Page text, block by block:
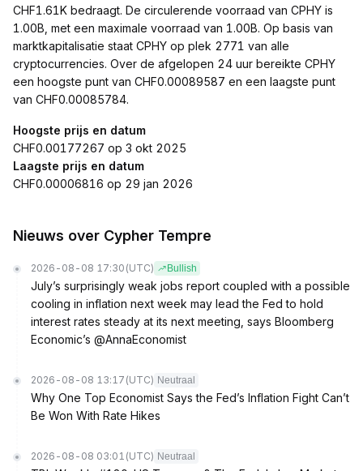
CHF1.61K bedraagt. De circulerende voorraad van CPHY is
1.00B, met een maximale voorraad van 1.00B. Op basis van
marktkapitalisatie staat CPHY op plek 2771 van alle
cryptocurrencies. Over de afgelopen 24 uur bereikte CPHY
een hoogste punt van CHF0.00089587 en een laagste punt
van CHF0.00085784.
Hoogste prijs en datum
CHF0.00177267 op 3 okt 2025
Laagste prijs en datum
CHF0.00006816 op 29 jan 2026
Nieuws over Cypher Tempre
2026-08-08 17:30 (UTC) Bullish
July’s surprisingly weak jobs report coupled with a possible
cooling in inflation next week may lead the Fed to hold
interest rates steady at its next meeting, says Bloomberg
Economic’s @AnnaEconomist
2026-08-08 13:17 (UTC) Neutraal
Why One Top Economist Says the Fed’s Inflation Fight Can’t
Be Won With Rate Hikes
2026-08-08 03:01 (UTC) Neutraal